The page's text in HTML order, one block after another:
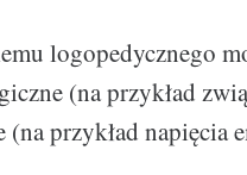
logopedycznego
(na przykład
przykład napięcia